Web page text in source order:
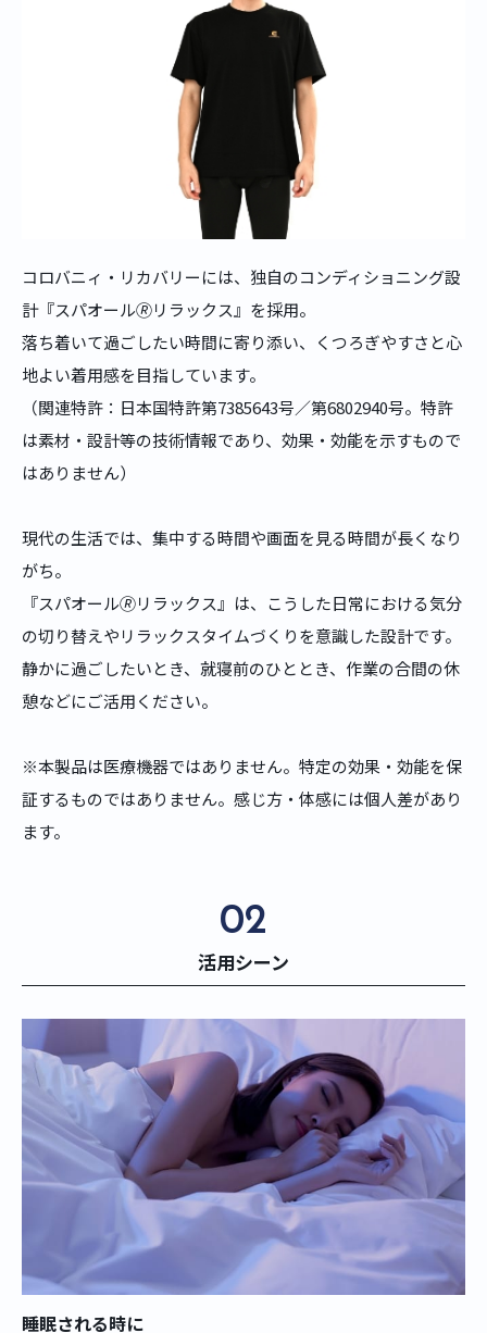
コロバニィ・リカバリーには、独自のコンディショニング設
計『スパオール🄬リラックス』を採用。
落ち着いて過ごしたい時間に寄り添い、くつろぎやすさと心
地よい着用感を目指しています。
（関連特許：日本国特許第7385643号／第6802940号。特許
は素材・設計等の技術情報であり、効果・効能を示すもので
はありません）
現代の生活では、集中する時間や画面を見る時間が長くなり
がち。
『スパオール🄬リラックス』は、こうした日常における気分
の切り替えやリラックスタイムづくりを意識した設計です。
静かに過ごしたいとき、就寝前のひととき、作業の合間の休
憩などにご活用ください。
※本製品は医療機器ではありません。特定の効果・効能を保
証するものではありません。感じ方・体感には個人差があり
ます。
02
活用シーン
睡眠される時に